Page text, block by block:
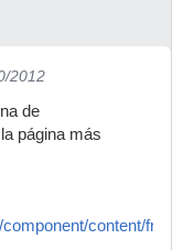
2012
de
página más
content/